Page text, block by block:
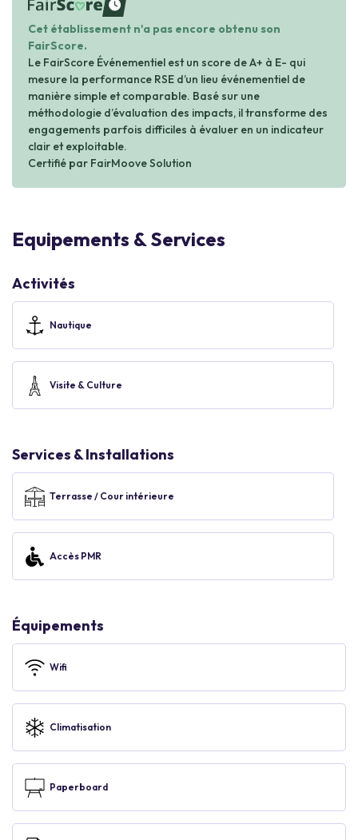
waiting
Cet établissement n'a pas encore obtenu son
FairScore.
Le FairScore Événementiel est un score de A+ à E- qui
mesure la performance RSE d’un lieu événementiel de
manière simple et comparable. Basé sur une
méthodologie d’évaluation des impacts, il transforme des
engagements parfois difficiles à évaluer en un indicateur
clair et exploitable.
Certifié par FairMoove Solution
Equipements & Services
Activités
Nautique
Visite & Culture
Services & Installations
Terrasse / Cour intérieure
Accès PMR
Équipements
Wifi
Climatisation
Paperboard